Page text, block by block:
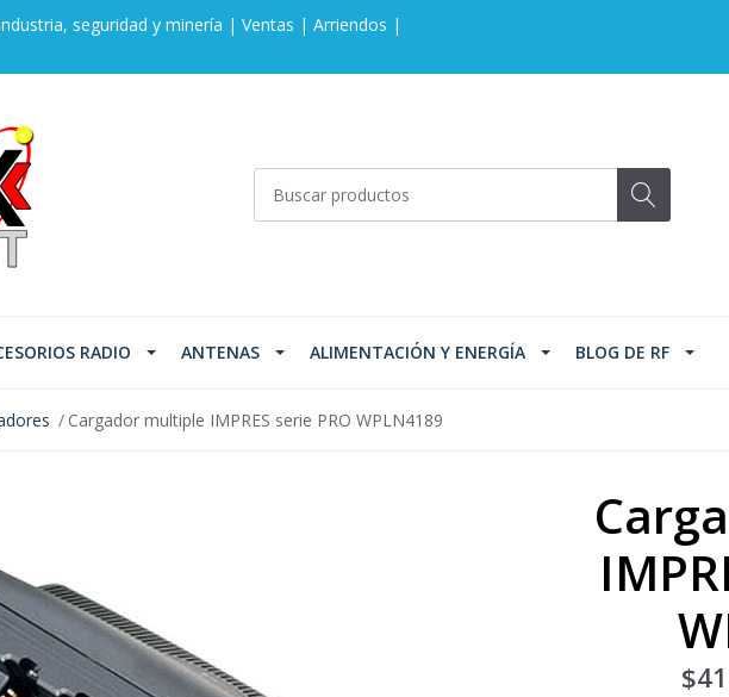
seguridad y minería | Ventas | Arriendos |
RADIO ANTENAS ALIMENTACIÓN Y ENERGÍA BLOG DE RF
Cargador multiple IMPRES serie PRO WPLN4189